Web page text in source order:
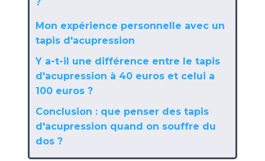
Mon expérience personnelle avec un
tapis d'acupression
Y a-t-il une différence entre le tapis
d'acupression à 40 euros et celui a
100 euros ?
Conclusion : que penser des tapis
d'acupression quand on souffre du
dos ?